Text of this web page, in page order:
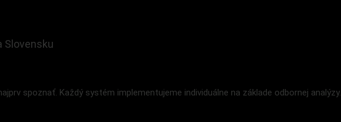
Slovensku
spoznať. Každý systém implementujeme individuálne na základe odbornej analýzy.